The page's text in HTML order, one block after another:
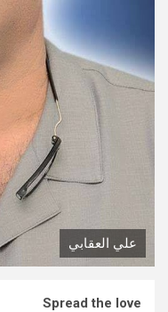
علي العقابي
Spread the love